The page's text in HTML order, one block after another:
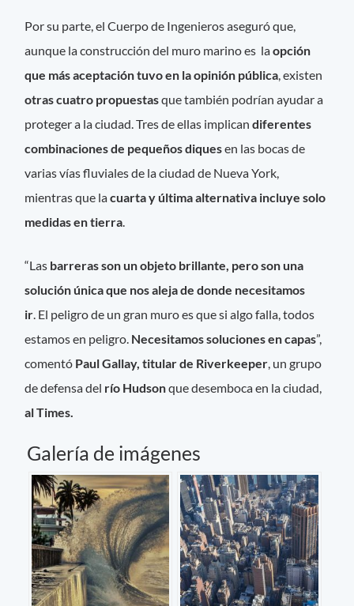
Por su parte, el Cuerpo de Ingenieros aseguró que,
aunque la construcción del muro marino es laopción
que más aceptación tuvo en la opinión pública, existen
otras cuatro propuestasque también podrían ayudar a
proteger a la ciudad. Tres de ellas implicandiferentes
combinaciones de pequeños diquesen las bocas de
varias vías fluviales de la ciudad de Nueva York,
mientras que lacuarta y última alternativa incluye solo
medidas en tierra.
“Las barreras son un objeto brillante, pero son una
solución única que nos aleja de donde necesitamos
ir. El peligro de un gran muro es que si algo falla, todos
estamos en peligro. Necesitamos soluciones en capas”,
comentó Paul Gallay, titular de Riverkeeper, un grupo
de defensa del río Hudsonque desemboca en la ciudad,
al Times.
Galería de imágenes